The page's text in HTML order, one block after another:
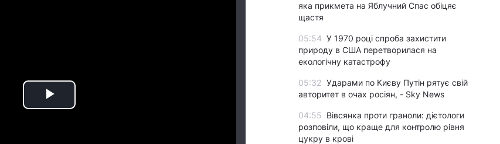
Play
яка прикмета на Яблучний Спас обіцяє
щастя
05:54 У 1970 році спроба захистити
природу в США перетворилася на
екологічну катастрофу
05:32 Ударами по Києву Путін рятує свій
авторитет в очах росіян, - Sky News
04:55 Вівсянка проти граноли: дієтологи
розповіли, що краще для контролю рівня
цукру в крові